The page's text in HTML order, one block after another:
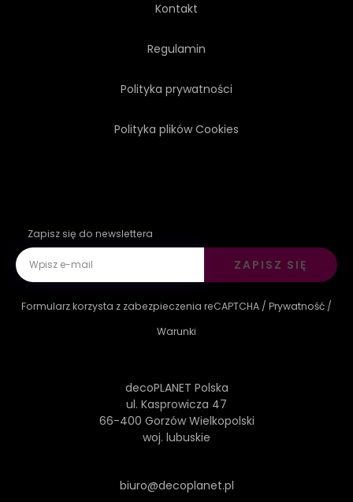
Kontakt
Regulamin
Polityka prywatności
Polityka plików Cookies
Zapisz się do newslettera
ZAPISZ SIĘ
Formularz korzysta z zabezpieczenia reCAPTCHA / Prywatność /
Warunki
decoPLANET Polska
ul. Kasprowicza 47
66-400 Gorzów Wielkopolski
woj. lubuskie
biuro@decoplanet.pl